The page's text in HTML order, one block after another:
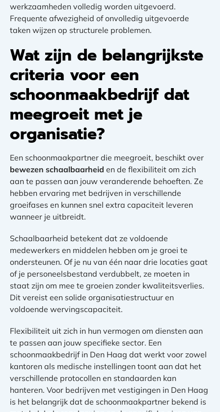
werkzaamheden volledig worden uitgevoerd.
Frequente afwezigheid of onvolledig uitgevoerde
taken wijzen op structurele problemen.
Wat zijn de belangrijkste
criteria voor een
schoonmaakbedrijf dat
meegroeit met je
organisatie?
Een schoonmaakpartner die meegroeit, beschikt over
bewezen schaalbaarheid en de flexibiliteit om zich
aan te passen aan jouw veranderende behoeften. Ze
hebben ervaring met bedrijven in verschillende
groeifases en kunnen snel extra capaciteit leveren
wanneer je uitbreidt.
Schaalbaarheid betekent dat ze voldoende
medewerkers en middelen hebben om je groei te
ondersteunen. Of je nu van één naar drie locaties gaat
of je personeelsbestand verdubbelt, ze moeten in
staat zijn om mee te groeien zonder kwaliteitsverlies.
Dit vereist een solide organisatiestructuur en
voldoende wervingscapaciteit.
Flexibiliteit uit zich in hun vermogen om diensten aan
te passen aan jouw specifieke sector. Een
schoonmaakbedrijf in Den Haag dat werkt voor zowel
kantoren als medische instellingen toont aan dat het
verschillende protocollen en standaarden kan
hanteren. Voor bedrijven met vestigingen in Den Haag
is het belangrijk dat de schoonmaakpartner bekend is